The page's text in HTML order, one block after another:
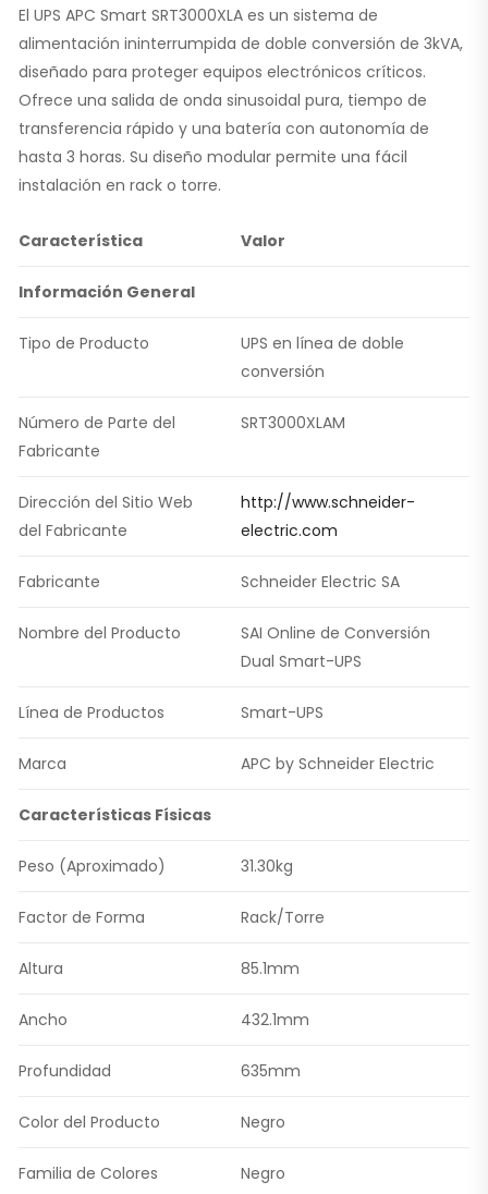
El UPS APC Smart SRT3000XLA es un sistema de
alimentación ininterrumpida de doble conversión de 3kVA,
diseñado para proteger equipos electrónicos críticos.
Ofrece una salida de onda sinusoidal pura, tiempo de
transferencia rápido y una batería con autonomía de
hasta 3 horas. Su diseño modular permite una fácil
instalación en rack o torre.
Característica Valor
Información General
Tipo de Producto
UPS en línea de doble
conversión
Número de Parte del
Fabricante
SRT3000XLAM
Dirección del Sitio Web
del Fabricante
http://www.schneider-
electric.com
Fabricante Schneider Electric SA
Nombre del Producto
SAI Online de Conversión
Dual Smart-UPS
Línea de Productos Smart-UPS
Marca APC by Schneider Electric
Características Físicas
Peso (Aproximado) 31.30kg
Factor de Forma Rack/Torre
Altura 85.1mm
Ancho 432.1mm
Profundidad 635mm
Color del Producto Negro
Familia de Colores Negro